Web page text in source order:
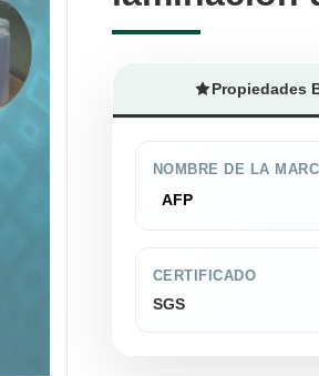
Propiedades
NOMBRE DE LA
AFP
CERTIFICADO
SGS